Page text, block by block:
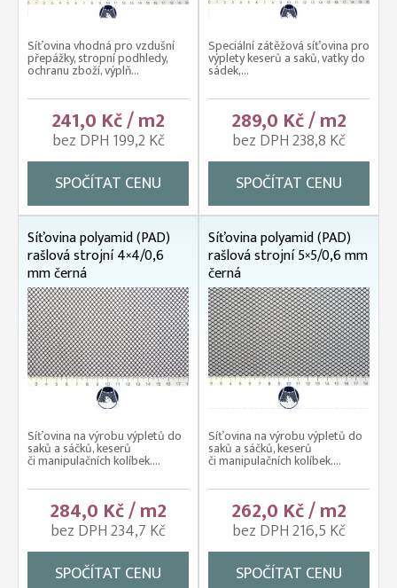
Síťovina vhodná pro vzdušní
přepážky, stropní podhledy,
ochranu zboží, výplň...
241,0 Kč / m2
bez DPH 199,2 Kč
SPOČÍTAT CENU
Speciální zátěžová síťovina pro
výplety keserů a saků, vatky do
sádek,...
289,0 Kč / m2
bez DPH 238,8 Kč
SPOČÍTAT CENU
Síťovina polyamid (PAD)
rašlová strojní 4×4/0,6
mm černá
Síťovina na výrobu výpletů do
saků a sáčků, keserů
či manipulačních kolíbek....
284,0 Kč / m2
bez DPH 234,7 Kč
SPOČÍTAT CENU
Síťovina polyamid (PAD)
rašlová strojní 5×5/0,6 mm
černá
Síťovina na výrobu výpletů do
saků a sáčků, keserů
či manipulačních kolíbek....
262,0 Kč / m2
bez DPH 216,5 Kč
SPOČÍTAT CENU